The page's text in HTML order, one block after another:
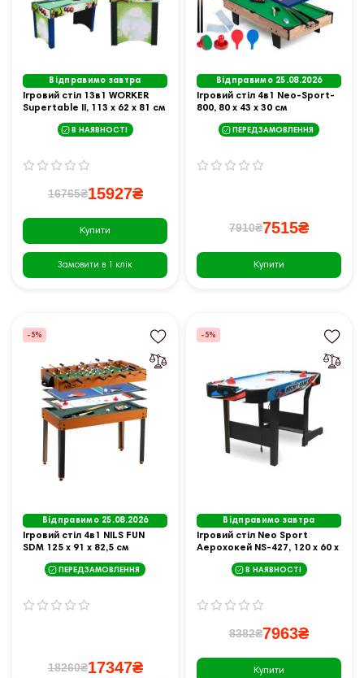
Відправимо завтра
Ігровий стіл 13в1 WORKER
Supertable II, 113 х 62 х 81 см
В НАЯВНОСТІ
16765₴15927₴
Купити
Замовити в 1 клік
Відправимо 25.08.2026
Ігровий стіл 4в1 Neo-Sport-
800, 80 x 43 x 30 см
ПЕРЕДЗАМОВЛЕННЯ
7910₴7515₴
Купити
-5%
Відправимо 25.08.2026
Ігровий стіл 4в1 NILS FUN
SDM 125 х 91 х 82,5 см
ПЕРЕДЗАМОВЛЕННЯ
18260₴17347₴
-5%
Відправимо завтра
Ігровий стіл Neo Sport
Аерохокей NS-427, 120 x 60 x
В НАЯВНОСТІ
8382₴7963₴
Купити